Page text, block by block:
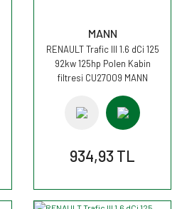
MANN
RENAULT Trafic III 1.6 dCi 125
92kw 125hp Polen Kabin
filtresi CU27009 MANN
934,93 TL